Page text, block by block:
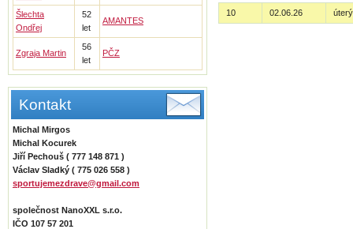
Šlechta
Ondřej
52
let
AMANTES
Zgraja Martin
56
let
PČZ
Kontakt
Michal Mirgos
Michal Kocurek
Jiří Pechouš ( 777 148 871 )
Václav Sladký ( 775 026 558 )
sportujemezdrave@gmail.com
společnost NanoXXL s.r.o.
IČO 107 57 201
10 02.06.26 úterý